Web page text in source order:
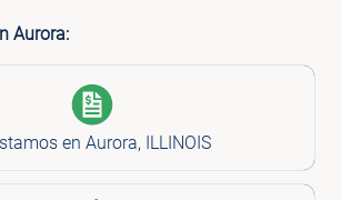
Aurora:
en Aurora, ILLINOIS